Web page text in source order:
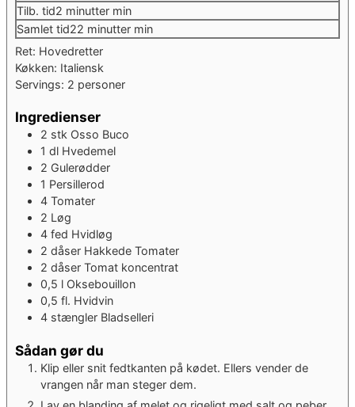
Tilb. tid2 minutter min
Samlet tid22 minutter min
Ret: Hovedretter
Køkken: Italiensk
Servings: 2 personer
Ingredienser
2 stk Osso Buco
1 dl Hvedemel
2 Gulerødder
1 Persillerod
4 Tomater
2 Løg
4 fed Hvidløg
2 dåser Hakkede Tomater
2 dåser Tomat koncentrat
0,5 l Oksebouillon
0,5 fl. Hvidvin
4 stængler Bladselleri
Sådan gør du
Klip eller snit fedtkanten på kødet. Ellers vender de
vrangen når man steger dem.